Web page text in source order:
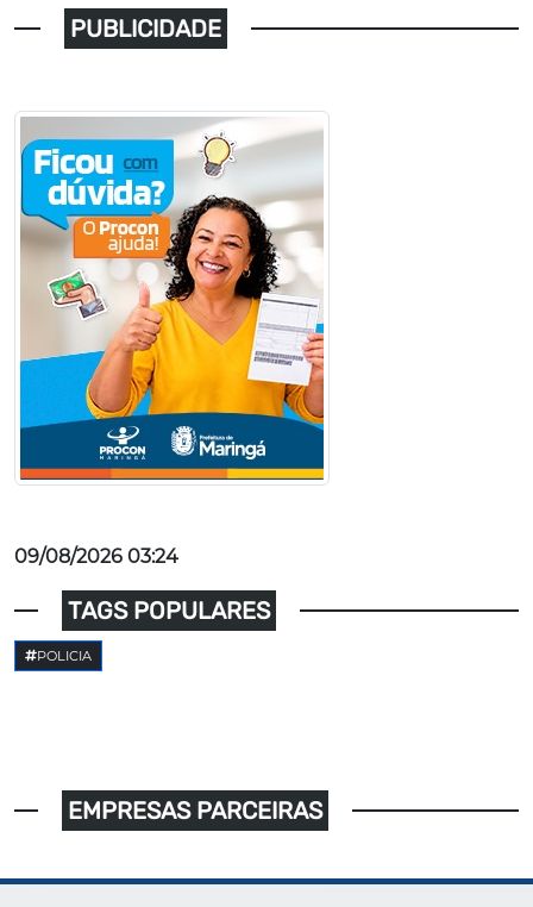
PUBLICIDADE
09/08/2026 03:24
TAGS POPULARES
POLICIA
EMPRESAS PARCEIRAS